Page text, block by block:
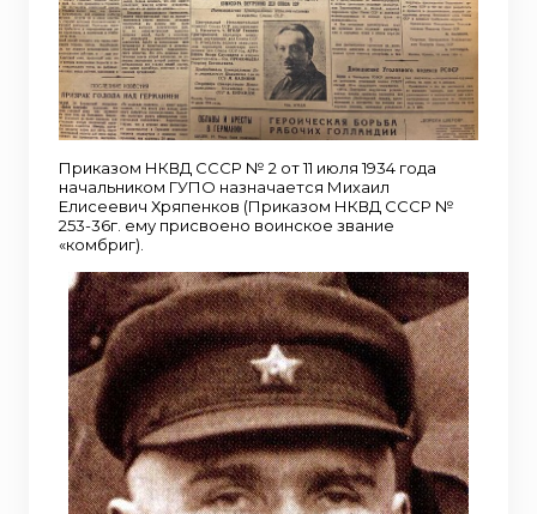
Приказом НКВД СССР № 2 от 11 июля 1934 года
начальником ГУПО назначается Михаил
Елисеевич Хряпенков (Приказом НКВД СССР №
253-36г. ему присвоено воинское звание
«комбриг).